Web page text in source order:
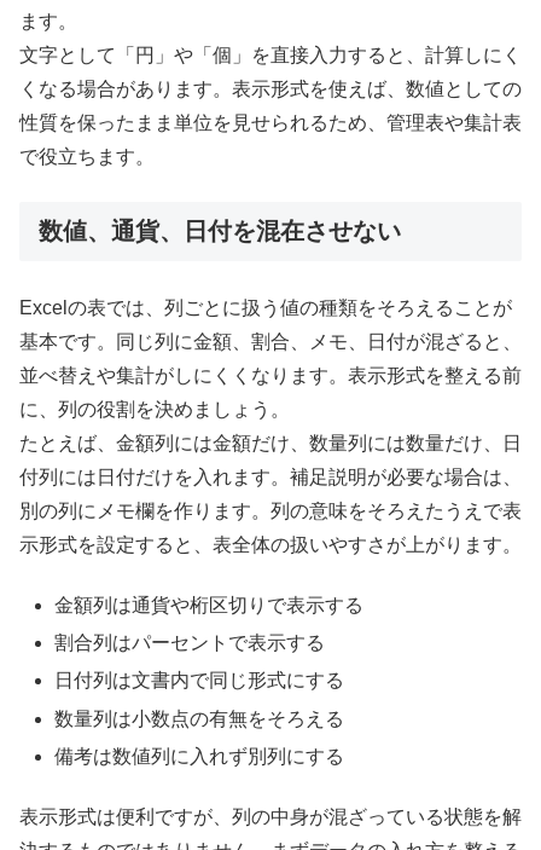
ます。
文字として「円」や「個」を直接入力すると、計算しにく
くなる場合があります。表示形式を使えば、数値としての
性質を保ったまま単位を見せられるため、管理表や集計表
で役立ちます。
数値、通貨、日付を混在させない
Excelの表では、列ごとに扱う値の種類をそろえることが
基本です。同じ列に金額、割合、メモ、日付が混ざると、
並べ替えや集計がしにくくなります。表示形式を整える前
に、列の役割を決めましょう。
たとえば、金額列には金額だけ、数量列には数量だけ、日
付列には日付だけを入れます。補足説明が必要な場合は、
別の列にメモ欄を作ります。列の意味をそろえたうえで表
示形式を設定すると、表全体の扱いやすさが上がります。
金額列は通貨や桁区切りで表示する
割合列はパーセントで表示する
日付列は文書内で同じ形式にする
数量列は小数点の有無をそろえる
備考は数値列に入れず別列にする
表示形式は便利ですが、列の中身が混ざっている状態を解